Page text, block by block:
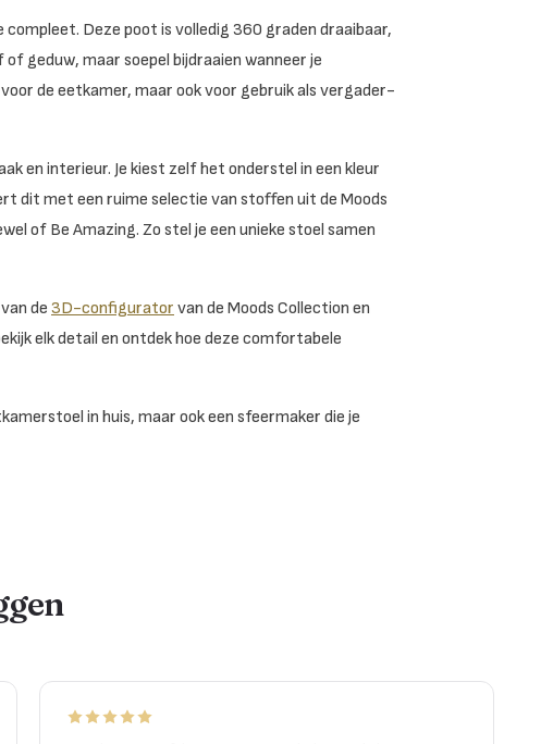
Deze poot is volledig 360 graden draaibaar,
geduw, maar soepel bijdraaien wanneer je
de eetkamer, maar ook voor gebruik als vergader-
en interieur. Je kiest zelf het onderstel in een kleur
dit met een ruime selectie van stoffen uit de Moods
of Be Amazing. Zo stel je een unieke stoel samen
de 3D-configurator van de Moods Collection en
elk detail en ontdek hoe deze comfortabele
in huis, maar ook een sfeermaker die je